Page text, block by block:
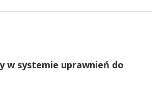
w systemie uprawnień do